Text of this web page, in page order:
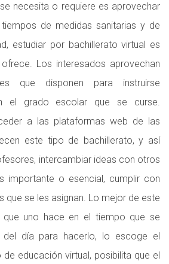
necesita o requiere es aprovechar
de medidas sanitarias y de
estudiar por bachillerato virtual es
Los interesados aprovechan
que disponen para instruirse
el grado escolar que se curse.
a las plataformas web de las
este tipo de bachillerato, y así
intercambiar ideas con otros
importante o esencial, cumplir con
que se les asignan. Lo mejor de este
uno hace en el tiempo que se
del día para hacerlo, lo escoge el
educación virtual, posibilita que el